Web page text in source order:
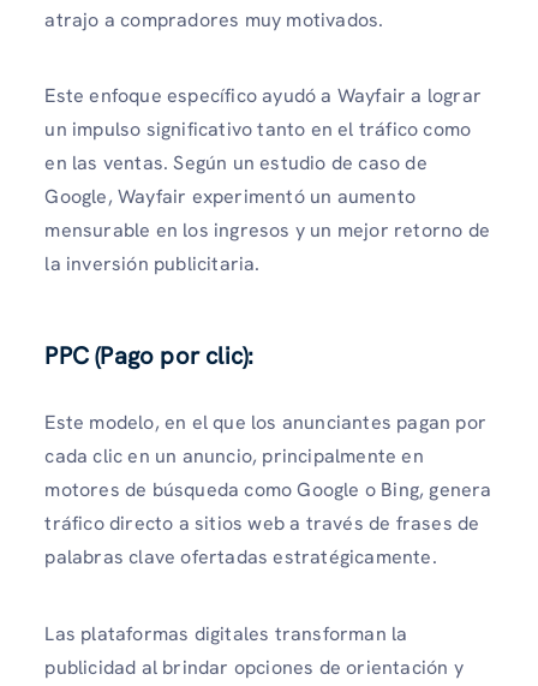
atrajo a compradores muy motivados.
Este enfoque específico ayudó a Wayfair a lograr
un impulso significativo tanto en el tráfico como
en las ventas. Según un estudio de caso de
Google, Wayfair experimentó un aumento
mensurable en los ingresos y un mejor retorno de
la inversión publicitaria.
PPC (Pago por clic):
Este modelo, en el que los anunciantes pagan por
cada clic en un anuncio, principalmente en
motores de búsqueda como Google o Bing, genera
tráfico directo a sitios web a través de frases de
palabras clave ofertadas estratégicamente.
Las plataformas digitales transforman la
publicidad al brindar opciones de orientación y